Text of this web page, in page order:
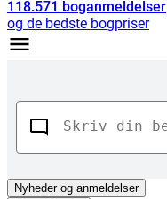
118.571 boganmeldelser
og de bedste bogpriser
Nyhederog anmeldelser